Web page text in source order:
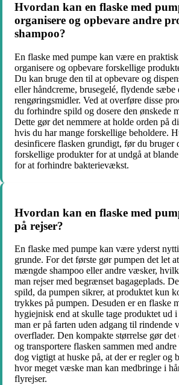
Hvordan kan en flaske med
organisere og opbevare andre
shampoo?
En flaske med pumpe kan være en
organisere og opbevare forskellige
Du kan bruge den til at opbevare og
eller håndcreme, brusegelé, flydende sæbe
rengøringsmidler. Ved at overføre disse
du forhindre spild og dosere den ønskede
Dette gør det nemmere at holde orden på
hvis du har mange forskellige beholdere.
desinficere flasken grundigt, før du bruger
forskellige produkter for at undgå at
for at forhindre bakterievækst.
Hvordan kan en flaske med
på rejser?
En flaske med pumpe kan være yderst
grunde. For det første gør pumpen det let
mængde shampoo eller andre væsker,
man rejser med begrænset bagageplads.
spild, da pumpen sikrer, at produktet kun
trykkes på pumpen. Desuden er en flaske
hygiejnisk end at skulle tage produktet ud
man er på farten uden adgang til rindende
overflader. Den kompakte størrelse gør det
og transportere flasken sammen med
dog vigtigt at huske på, at der er regler og
hvor meget væske man kan medbringe i
flyrejser.